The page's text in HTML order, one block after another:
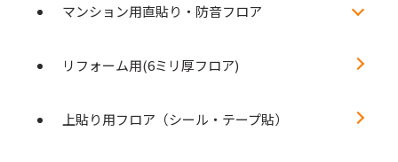
マンション用直貼り・防音フロア
リフォーム用(6ミリ厚フロア)
上貼り用フロア（シール・テープ貼）